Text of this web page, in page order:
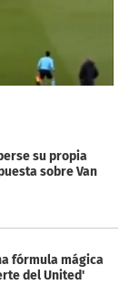
su propia
sobre Van
fórmula mágica
del United'